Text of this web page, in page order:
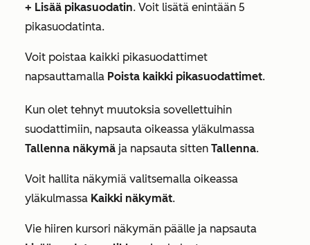
+ Lisää pikasuodatin. Voit lisätä enintään 5
pikasuodatinta.
Voit poistaa kaikki pikasuodattimet
napsauttamalla Poista kaikki pikasuodattimet.
Kun olet tehnyt muutoksia sovellettuihin
suodattimiin, napsauta oikeassa yläkulmassa
Tallenna näkymä ja napsauta sitten Tallenna.
Voit hallita näkymiä valitsemalla oikeassa
yläkulmassa Kaikki näkymät.
Vie hiiren kursori näkymän päälle ja napsauta